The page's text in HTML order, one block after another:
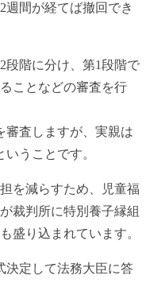
週間が経てば撤回でき
段階に分け、第1段階で
ことなどの審査を行
審査しますが、実親は
うことです。
を減らすため、児童福
裁判所に特別養子縁組
盛り込まれています。
決定して法務大臣に答